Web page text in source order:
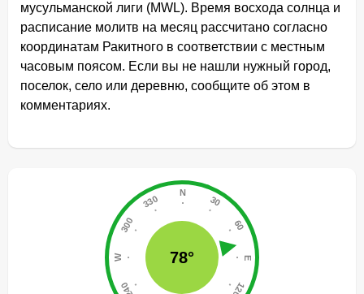
мусульманской лиги (MWL). Время восхода солнца и
расписание молитв на месяц рассчитано согласно
координатам Ракитного в соответствии с местным
часовым поясом. Если вы не нашли нужный город,
поселок, село или деревню, сообщите об этом в
комментариях.
78°